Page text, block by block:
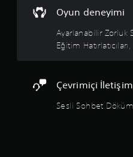
e
l
e
r
ı
Oyun deneyimi
Ayarlanabilir Zorluk
Eğitim
Çevrimiçi İletişim
Sesli Sohbet